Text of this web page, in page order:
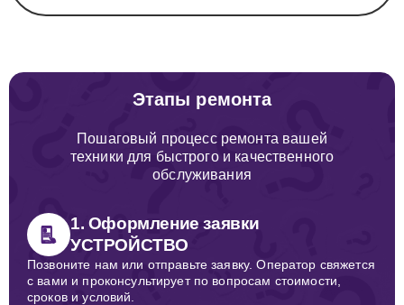
Этапы ремонта
Пошаговый процесс ремонта вашей
техники для быстрого и качественного
обслуживания
1. Оформление заявки
УСТРОЙСТВО
Позвоните нам или отправьте заявку. Оператор свяжется
с вами и проконсультирует по вопросам стоимости,
сроков и условий.